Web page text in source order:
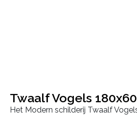
Twaalf Vogels
Het Modern schilderij Twaalf